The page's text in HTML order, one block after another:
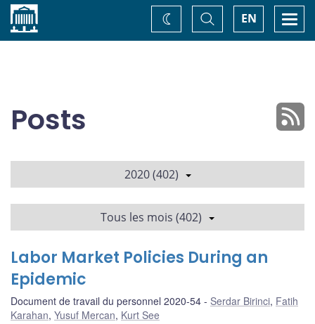
Accueil EN
Basculer
la
recherche
Changez
de
Posts
2020 (402)
Tous les mois (402)
Labor Market Policies During an
Epidemic
Document de travail du personnel 2020-54 Serdar Birinci, Fatih
Karahan, Yusuf Mercan, Kurt See